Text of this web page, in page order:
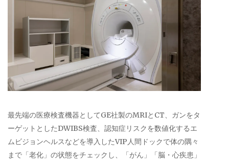
最先端の医療検査機器としてGE社製のMRIとCT、ガンをタ
ーゲットとしたDWIBS検査、認知症リスクを数値化するエ
ムビジョンヘルスなどを導入したVIP人間ドックで体の隅々
まで「老化」の状態をチェックし、「がん」「脳・心疾患」